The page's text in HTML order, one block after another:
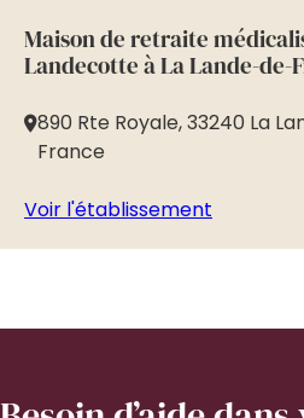
Maison de retraite
Landecotte à La Lande-de-
890 Rte Royale, 33240 La
France
Voir l'établissement